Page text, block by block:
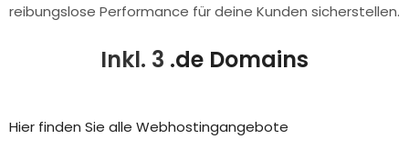
reibungslose Performance für deine Kunden sicherstellen.
Inkl. 3 .de Domains
Hier finden Sie alle Webhostingangebote